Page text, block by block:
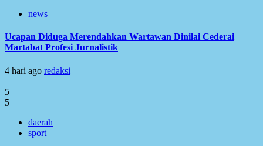
news
Ucapan Diduga Merendahkan Wartawan Dinilai Cederai
Martabat Profesi Jurnalistik
4 hari ago redaksi
5
5
daerah
sport